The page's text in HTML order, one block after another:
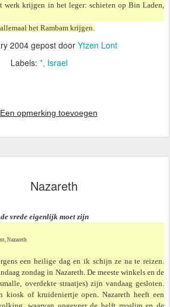
werk krijgen in het leger: schieten op Bin Laden,
het Rambam krijgen.
2004gepost door Ytzen Lont
Labels: * Israel
Een opmerking toevoegen
Nazareth
vrede eigenlijk moet zijn
Nazareth
een heilige dag en ik schijn ze na te reizen.
zondag in Nazareth. De meeste winkels en de
overdekte straatjes) zijn vandaag gesloten.
kiosk of kruideniertje open. Nazareth heeft een